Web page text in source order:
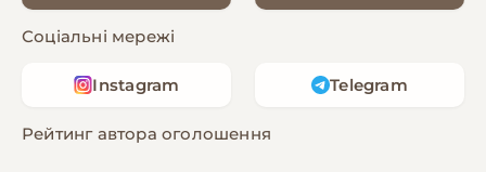
Соціальні мережі
Instagram Telegram
Рейтинг автора оголошення